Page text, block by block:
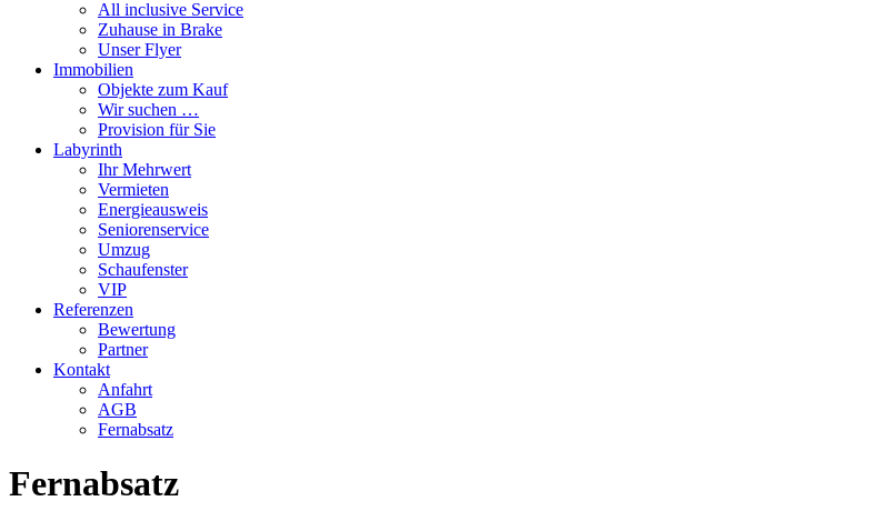
All inclusive Service
Zuhause in Brake
Unser Flyer
Immobilien
Objekte zum Kauf
Wir suchen …
Provision für Sie
Labyrinth
Ihr Mehrwert
Vermieten
Energieausweis
Seniorenservice
Umzug
Schaufenster
VIP
Referenzen
Bewertung
Partner
Kontakt
Anfahrt
AGB
Fernabsatz
Fernabsatz